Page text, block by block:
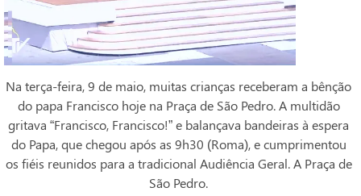
Na terça-feira, 9 de maio, muitas crianças receberam a bênção
do papa Francisco hoje na Praça de São Pedro. A multidão
gritava “Francisco, Francisco!” e balançava bandeiras à espera
do Papa, que chegou após as 9h30 (Roma), e cumprimentou
os fiéis reunidos para a tradicional Audiência Geral. A Praça de
São Pedro.